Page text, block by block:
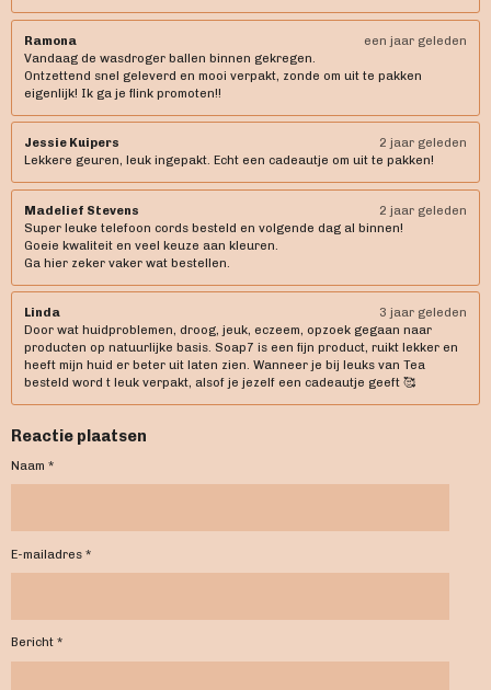
Ramona
een jaar geleden
Vandaag de wasdroger ballen binnen gekregen.
Ontzettend snel geleverd en mooi verpakt, zonde om uit te pakken
eigenlijk! Ik ga je flink promoten!!
Jessie Kuipers
2 jaar geleden
Lekkere geuren, leuk ingepakt. Echt een cadeautje om uit te pakken!
Madelief Stevens
2 jaar geleden
Super leuke telefoon cords besteld en volgende dag al binnen!
Goeie kwaliteit en veel keuze aan kleuren.
Ga hier zeker vaker wat bestellen.
Linda
3 jaar geleden
Door wat huidproblemen, droog, jeuk, eczeem, opzoek gegaan naar
producten op natuurlijke basis. Soap7 is een fijn product, ruikt lekker en
heeft mijn huid er beter uit laten zien. Wanneer je bij leuks van Tea
besteld word t leuk verpakt, alsof je jezelf een cadeautje geeft 🥰
Reactie plaatsen
Naam *
E-mailadres *
Bericht *